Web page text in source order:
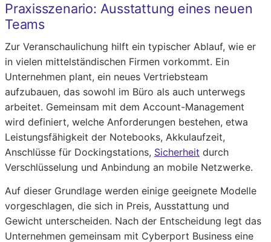
Praxisszenario: Ausstattung eines neuen
Teams
Zur Veranschaulichung hilft ein typischer Ablauf, wie er
in vielen mittelständischen Firmen vorkommt. Ein
Unternehmen plant, ein neues Vertriebsteam
aufzubauen, das sowohl im Büro als auch unterwegs
arbeitet. Gemeinsam mit dem Account-Management
wird definiert, welche Anforderungen bestehen, etwa
Leistungsfähigkeit der Notebooks, Akkulaufzeit,
Anschlüsse für Dockingstations, Sicherheit durch
Verschlüsselung und Anbindung an mobile Netzwerke.
Auf dieser Grundlage werden einige geeignete Modelle
vorgeschlagen, die sich in Preis, Ausstattung und
Gewicht unterscheiden. Nach der Entscheidung legt das
Unternehmen gemeinsam mit Cyberport Business eine